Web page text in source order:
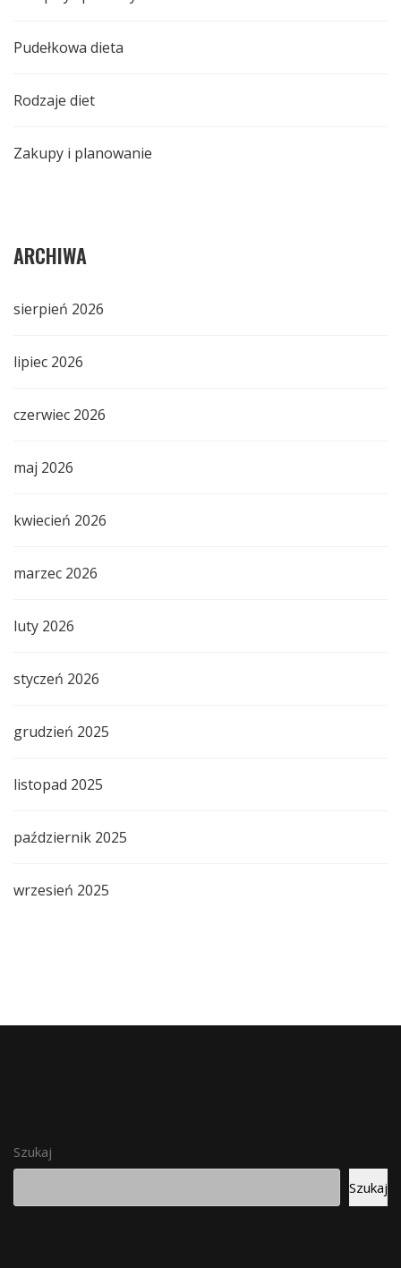
Pudełkowa dieta
Rodzaje diet
Zakupy i planowanie
ARCHIWA
sierpień 2026
lipiec 2026
czerwiec 2026
maj 2026
kwiecień 2026
marzec 2026
luty 2026
styczeń 2026
grudzień 2025
listopad 2025
październik 2025
wrzesień 2025
Szukaj
Szukaj